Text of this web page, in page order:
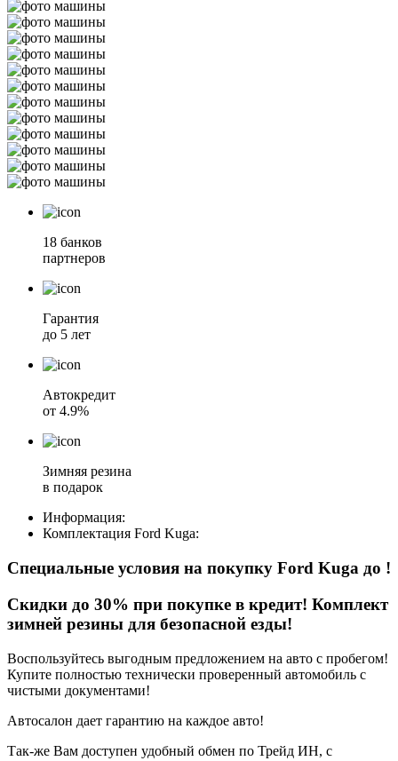
18 банков
партнеров
Гарантия
до 5 лет
Автокредит
от 4.9%
Зимняя резина
в подарок
Информация:
Комплектация Ford Kuga:
Специальные условия на покупку Ford Kuga до !
Скидки до 30% при покупке в кредит! Комплект
зимней резины для безопасной езды!
Воспользуйтесь выгодным предложением на авто с пробегом!
Купите полностью технически проверенный автомобиль с
чистыми документами!
Автосалон дает гарантию на каждое авто!
Так-же Вам доступен удобный обмен по Трейд ИН, с